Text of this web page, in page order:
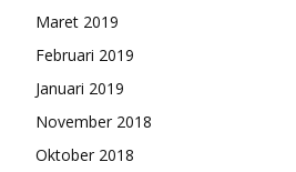
Maret 2019
Februari 2019
Januari 2019
November 2018
Oktober 2018